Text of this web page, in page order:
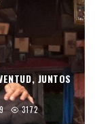
JUNTOS
3172